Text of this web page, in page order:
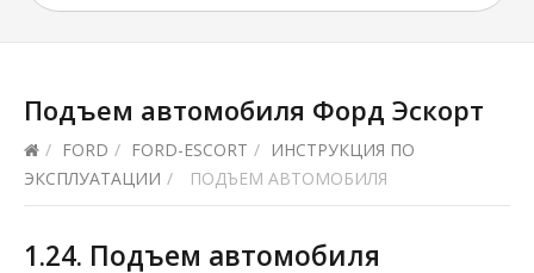
Подъем автомобиля Форд Эскорт
/ FORD / FORD-ESCORT / ИНСТРУКЦИЯ ПО
ЭКСПЛУАТАЦИИ / ПОДЪЕМ АВТОМОБИЛЯ
1.24. Подъем автомобиля